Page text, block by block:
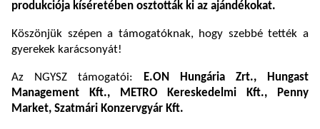
produkciója kíséretében osztották ki az ajándékokat.
Köszönjük szépen a támogatóknak, hogy szebbé tették a
gyerekek karácsonyát!
Az NGYSZ támogatói:
E.ON Hungária Zrt., Hungast
Management Kft., METRO Kereskedelmi Kft., Penny
Market, Szatmári Konzervgyár Kft.